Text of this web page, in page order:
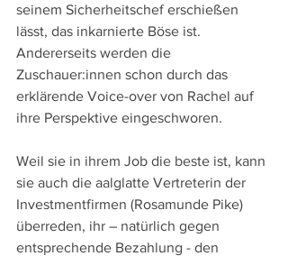
seinem Sicherheitschef erschießen
lässt, das inkarnierte Böse ist.
Andererseits werden die
Zuschauer:innen schon durch das
erklärende Voice-over von Rachel auf
ihre Perspektive eingeschworen.
Weil sie in ihrem Job die beste ist, kann
sie auch die aalglatte Vertreterin der
Investmentfirmen (Rosamunde Pike)
überreden, ihr – natürlich gegen
entsprechende Bezahlung - den